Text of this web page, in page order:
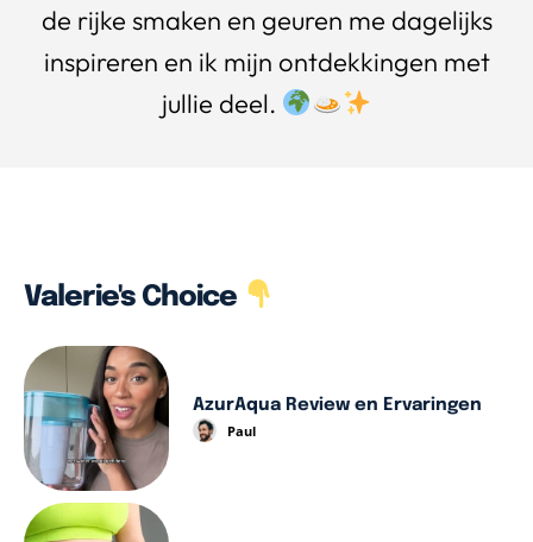
de rijke smaken en geuren me dagelijks
inspireren en ik mijn ontdekkingen met
jullie deel.
Valerie's Choice
AzurAqua Review en Ervaringen
Paul